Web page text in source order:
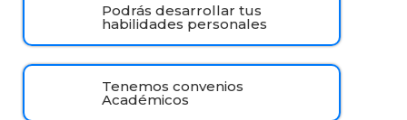
Podrás desarrollar tus
habilidades personales
Tenemos convenios
Académicos